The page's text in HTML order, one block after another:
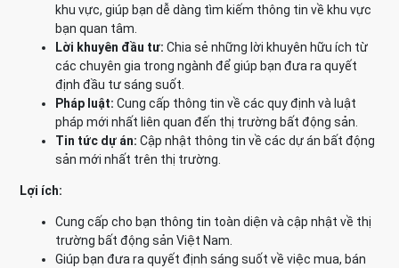
khu vực, giúp bạn dễ dàng tìm kiếm thông tin về khu vực
bạn quan tâm.
Lời khuyên đầu tư: Chia sẻ những lời khuyên hữu ích từ
các chuyên gia trong ngành để giúp bạn đưa ra quyết
định đầu tư sáng suốt.
Pháp luật: Cung cấp thông tin về các quy định và luật
pháp mới nhất liên quan đến thị trường bất động sản.
Tin tức dự án: Cập nhật thông tin về các dự án bất động
sản mới nhất trên thị trường.
Lợi ích:
Cung cấp cho bạn thông tin toàn diện và cập nhật về thị
trường bất động sản Việt Nam.
Giúp bạn đưa ra quyết định sáng suốt về việc mua, bán